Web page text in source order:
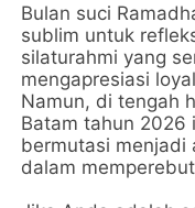
Bulan suci
sublim untuk
silaturahmi yang
mengapresiasi
Namun, di tengah
Batam tahun 2026
bermutasi menjadi
dalam